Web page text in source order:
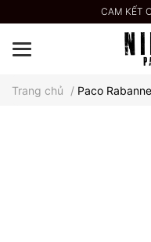
CAM KẾT
Trang chủ / Paco